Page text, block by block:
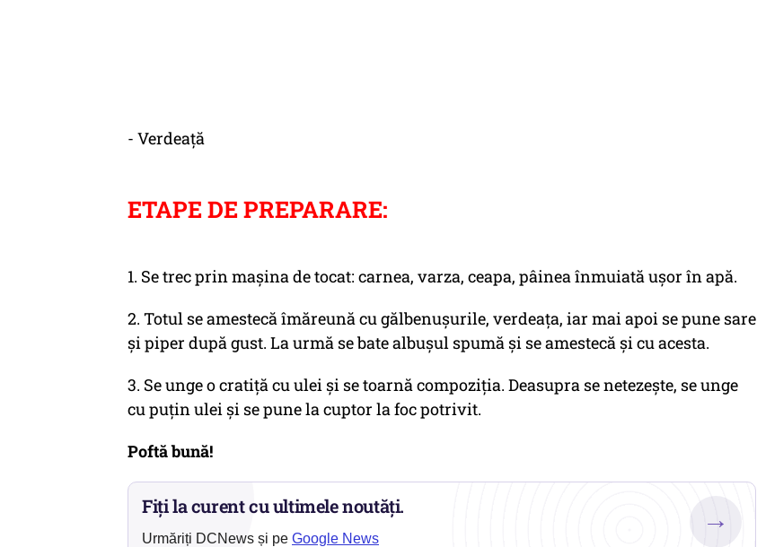
- Verdeață
ETAPE DE PREPARARE:
1. Se trec prin mașina de tocat: carnea, varza, ceapa, pâinea înmuiată ușor în apă.
2. Totul se amestecă îmăreună cu gălbenușurile, verdeața, iar mai apoi se pune sare
și piper după gust. La urmă se bate albușul spumă și se amestecă și cu acesta.
3. Se unge o cratiță cu ulei și se toarnă compoziția. Deasupra se netezește, se unge
cu puțin ulei și se pune la cuptor la foc potrivit.
Poftă bună!
Fiți la curent cu ultimele noutăți.
Urmăriți DCNews și pe Google News
→